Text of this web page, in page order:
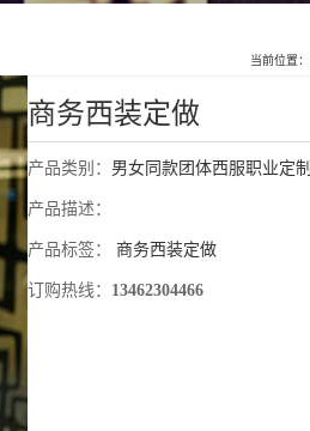
当前位置：
商务西装定做
产品类别： 男女同款团体西服职业定制
产品描述：
产品标签： 商务西装定做
订购热线： 13462304466